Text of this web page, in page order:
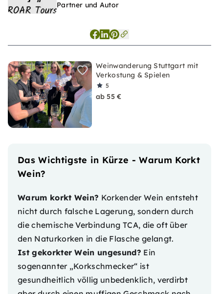
Partner und Autor
Weinwanderung Stuttgart mit
Verkostung & Spielen
5
ab 55 €
Das Wichtigste in Kürze - Warum Korkt
Wein?
Warum korkt Wein? Korkender Wein entsteht
nicht durch falsche Lagerung, sondern durch
die chemische Verbindung TCA, die oft über
den Naturkorken in die Flasche gelangt.
Ist gekorkter Wein ungesund? Ein
sogenannter „Korkschmecker“ ist
gesundheitlich völlig unbedenklich, verdirbt